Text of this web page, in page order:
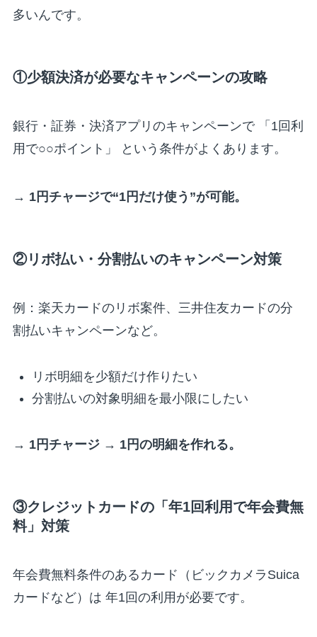
多いんです。
①少額決済が必要なキャンペーンの攻略
銀行・証券・決済アプリのキャンペーンで 「1回利
用で○○ポイント」 という条件がよくあります。
→ 1円チャージで“1円だけ使う”が可能。
②リボ払い・分割払いのキャンペーン対策
例：楽天カードのリボ案件、三井住友カードの分
割払いキャンペーンなど。
リボ明細を少額だけ作りたい
分割払いの対象明細を最小限にしたい
→ 1円チャージ → 1円の明細を作れる。
③クレジットカードの「年1回利用で年会費無
料」対策
年会費無料条件のあるカード（ビックカメラSuica
カードなど）は 年1回の利用が必要です。